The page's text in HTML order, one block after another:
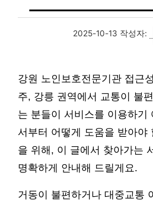
2025-10-13 작성자:
강원 노인보호전문기관 접근
주, 강릉 권역에서 교통이 불
는 분들이 서비스를 이용하기
서부터 어떻게 도움을 받아야
을 위해, 이 글에서 찾아가는
명확하게 안내해 드릴게요.
거동이 불편하거나 대중교통